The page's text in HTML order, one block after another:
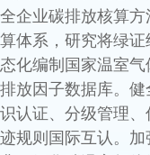
全企业碳排放核算
算体系，研究将绿
态化编制国家温室
排放因子数据库。
识认证、分级管理
迹规则国际互认。